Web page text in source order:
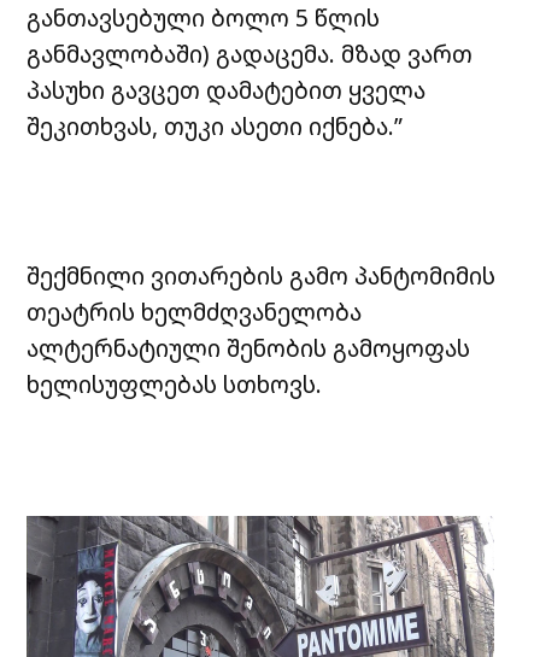
განთავსებული ბოლო 5 წლის
განმავლობაში) გადაცემა. მზად ვართ
პასუხი გავცეთ დამატებით ყველა
შეკითხვას, თუკი ასეთი იქნება.”
შექმნილი ვითარების გამო პანტომიმის
თეატრის ხელმძღვანელობა
ალტერნატიული შენობის გამოყოფას
ხელისუფლებას სთხოვს.